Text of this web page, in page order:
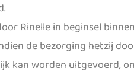
Rinelle in beginsel
de bezorging hetzij
kan worden uitgevoerd,